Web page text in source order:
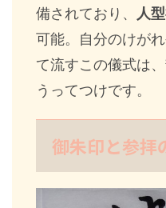
備されており、 人
可能。自分のけが
て流すこの儀式は
うってつけです。
御朱印と参拝